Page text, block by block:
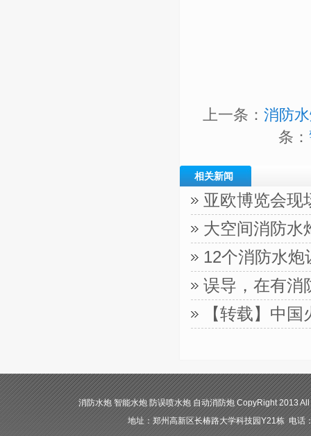
上一条：消防
条：
相关新闻
亚欧博览会现
大空间消防水
12个消防水
误导，在有消
【转载】中
消防水炮 智能水炮 防误喷水炮 自动消防炮 CopyRight 2013
地址：郑州高新区长椿路大学科技园Y21栋 电